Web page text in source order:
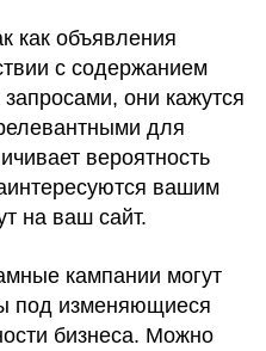
как объявления
с содержанием
они кажутся
для
вероятность
вашим
на ваш сайт.
кампании могут
под изменяющиеся
бизнеса. Можно